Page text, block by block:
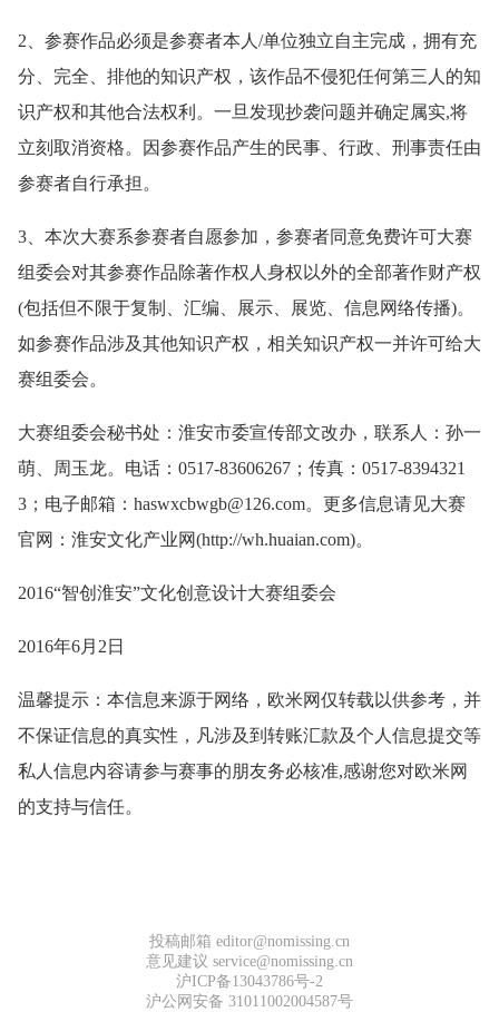
2、参赛作品必须是参赛者本人/单位独立自主完成，拥有充
分、完全、排他的知识产权，该作品不侵犯任何第三人的知
识产权和其他合法权利。一旦发现抄袭问题并确定属实,将
立刻取消资格。因参赛作品产生的民事、行政、刑事责任由
参赛者自行承担。
3、本次大赛系参赛者自愿参加，参赛者同意免费许可大赛
组委会对其参赛作品除著作权人身权以外的全部著作财产权
(包括但不限于复制、汇编、展示、展览、信息网络传播)。
如参赛作品涉及其他知识产权，相关知识产权一并许可给大
赛组委会。
大赛组委会秘书处：淮安市委宣传部文改办，联系人：孙一
萌、周玉龙。电话：0517-83606267；传真：0517-8394321
3；电子邮箱：haswxcbwgb@126.com。更多信息请见大赛
官网：淮安文化产业网(http://wh.huaian.com)。
2016“智创淮安”文化创意设计大赛组委会
2016年6月2日
温馨提示：本信息来源于网络，欧米网仅转载以供参考，并
不保证信息的真实性，凡涉及到转账汇款及个人信息提交等
私人信息内容请参与赛事的朋友务必核准,感谢您对欧米网
的支持与信任。
投稿邮箱 editor@nomissing.cn
意见建议 service@nomissing.cn
沪ICP备13043786号-2
沪公网安备 31011002004587号